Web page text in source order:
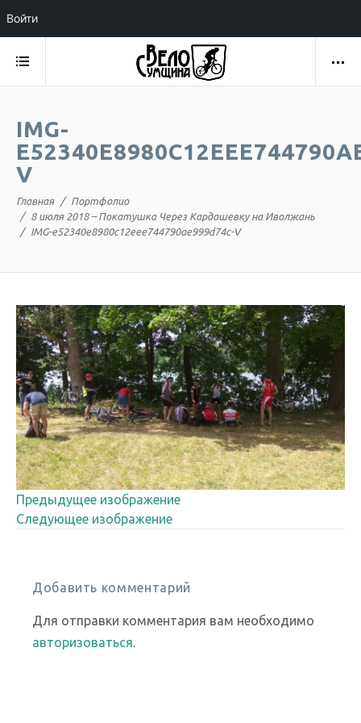
IMG-
V
Главная
Портфолио
8 июля 2018 – Покатушка Через Кардашевку на Иволжань
IMG-e52340e8980c12eee744790ae999d74c-V
Предыдущее изображение
Следующее изображение
Добавить комментарий
Для отправки комментария вам необходимо
авторизоваться.
Войти